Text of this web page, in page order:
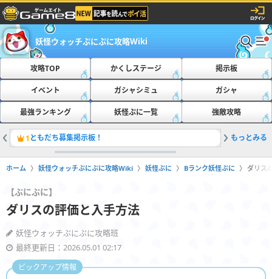
妖怪ウォッチぷにぷに攻略Wiki
攻略TOP かくしステージ 掲示板
イベント ガシャシミュ ガシャ
最強ランキング 妖怪ぷに一覧 強敵攻略
1 ともだち募集掲示板！ 2おたす
もっとみる
ホーム 妖怪ウォッチぷにぷに攻略Wiki 妖怪ぷに Bランク妖怪ぷに ダリス
【ぷにぷに】
ダリスの評価と入手方法
妖怪ウォッチぷにぷに攻略班
最終更新日：2026.05.01 02:17
ピックアップ情報